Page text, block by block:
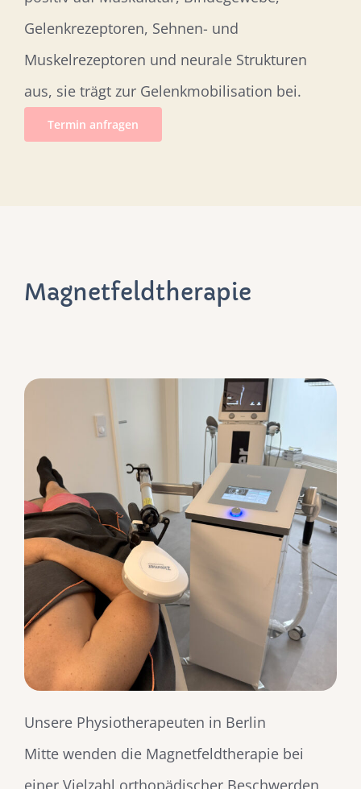
Gelenkrezeptoren, Sehnen- und
Muskelrezeptoren und neurale Strukturen
aus, sie trägt zur Gelenkmobilisation bei.
Termin anfragen
Magnetfeldtherapie
Unsere Physiotherapeuten in Berlin
Mitte wenden die Magnetfeldtherapie bei
einer Vielzahl orthopädischer Beschwerden